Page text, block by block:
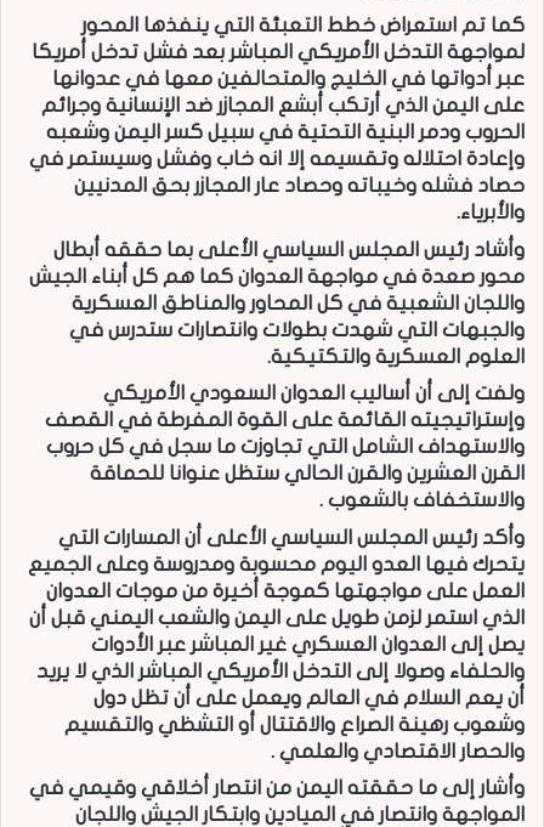
كما تم استعراض خطط التعبئة التي ينفذها المحور
لمواجهة التدخل الأمريكي المباشر بعد فشل تدخل أمريكا
عبر أدواتها في الخليج والمتحالفين معها في عدوانها
على اليمن الذي أرتكب أبشع المجازر ضد الإنسانية وجرائم
الحروب ودمر البنية التحتية في سبيل كسر اليمن وشعبه
وإعادة احتلاله وتقسيمه إلا انه خاب وفشل وسيستمر في
حصاد فشله وخيباته وحصاد عار المجازر بحق المدنيين
والأبرياء.
وأشاد رئيس المجلس السياسي الأعلى بما حققه أبطال
محور صعدة في مواجهة العدوان كما هم كل أبناء الجيش
واللجان الشعبية في كل المحاور والمناطق العسكرية
والجبهات التي شهدت بطولات وانتصارات ستدرس في
العلوم العسكرية والتكتيكية.
ولفت إلى أن أساليب العدوان السعودي الأمريكي
وإستراتيجيته القائمة على القوة المفرطة في القصف
والاستهداف الشامل التي تجاوزت ما سجل في كل حروب
القرن العشرين والقرن الحالي ستظل عنوانا للحماقة
والاستخفاف بالشعوب .
وأكد رئيس المجلس السياسي الأعلى أن المسارات التي
يتحرك فيها العدو اليوم محسوبة ومدروسة وعلى الجميع
العمل على مواجهتها كموجة أخيرة من موجات العدوان
الذي استمر لزمن طويل على اليمن والشعب اليمني قبل أن
يصل إلى العدوان العسكري غير المباشر عبر الأدوات
والحلفاء وصولا إلى التدخل الأمريكي المباشر الذي لا يريد
أن يعم السلام في العالم ويعمل على أن تظل دول
وشعوب رهينة الصراع والاقتتال أو التشظي والتقسيم
والحصار الاقتصادي والعلمي .
وأشار إلى ما حققته اليمن من انتصار أخلاقي وقيمي في
المواجهة وانتصار في الميادين وابتكار الجيش واللجان